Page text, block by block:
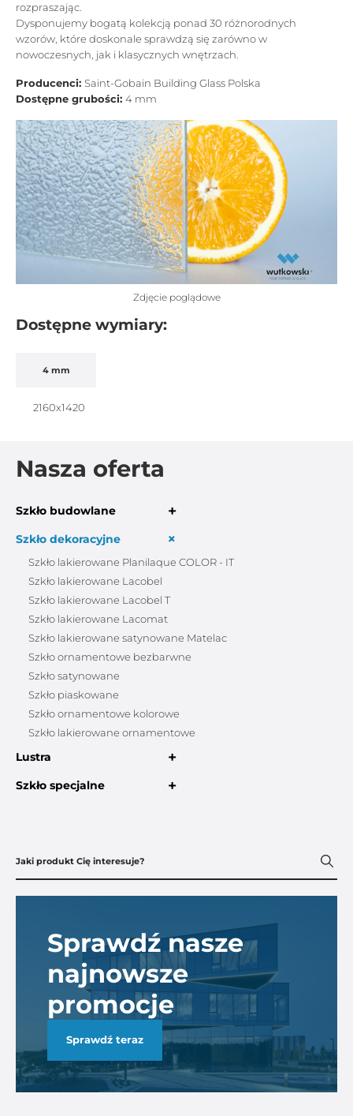
Nasza oferta
Szkło budowlane +
Szkło dekoracyjne +
Szkło lakierowane Planilaque COLOR - IT
Szkło lakierowane Lacobel
Szkło lakierowane Lacobel T
Szkło lakierowane Lacomat
Szkło lakierowane satynowane Matelac
Szkło ornamentowe bezbarwne
Szkło satynowane
Szkło piaskowane
Szkło ornamentowe kolorowe
Szkło lakierowane ornamentowe
Lustra +
Szkło specjalne +
Sprawdź nasze
najnowsze
promocje
Sprawdź teraz
rozpraszając.
Dysponujemy bogatą kolekcją ponad 30 różnorodnych
wzorów, które doskonale sprawdzą się zarówno w
nowoczesnych, jak i klasycznych wnętrzach.
Producenci: Saint-Gobain Building Glass Polska
Dostępne grubości: 4 mm
Zdjęcie poglądowe
Dostępne wymiary:
4 mm
2160x1420